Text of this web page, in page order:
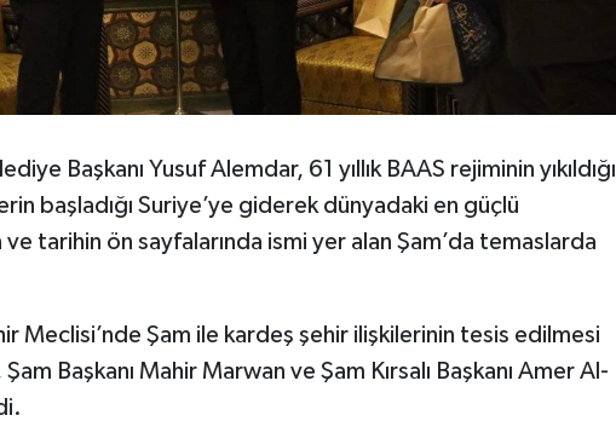
Başkanı Yusuf Alemdar, 61 yıllık BAAS rejiminin yıkıldığı
başladığı Suriye’ye giderek dünyadaki en güçlü
tarihin ön sayfalarında ismi yer alan Şam’da temaslarda
Meclisi’nde Şam ile kardeş şehir ilişkilerinin tesis edilmesi
Başkanı Mahir Marwan ve Şam Kırsalı Başkanı Amer Al-